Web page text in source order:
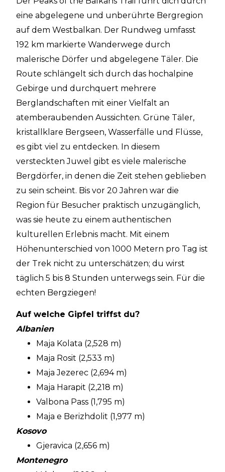
eine abgelegene und unberührte Bergregion
auf dem Westbalkan. Der Rundweg umfasst
192 km markierte Wanderwege durch
malerische Dörfer und abgelegene Täler. Die
Route schlängelt sich durch das hochalpine
Gebirge und durchquert mehrere
Berglandschaften mit einer Vielfalt an
atemberaubenden Aussichten. Grüne Täler,
kristallklare Bergseen, Wasserfälle und Flüsse,
es gibt viel zu entdecken. In diesem
versteckten Juwel gibt es viele malerische
Bergdörfer, in denen die Zeit stehen geblieben
zu sein scheint. Bis vor 20 Jahren war die
Region für Besucher praktisch unzugänglich,
was sie heute zu einem authentischen
kulturellen Erlebnis macht. Mit einem
Höhenunterschied von 1000 Metern pro Tag ist
der Trek nicht zu unterschätzen; du wirst
täglich 5 bis 8 Stunden unterwegs sein. Für die
echten Bergziegen!
Auf welche Gipfel triffst du?
Albanien
Maja Kolata (2,528 m)
Maja Rosit (2,533 m)
Maja Jezerec (2,694 m)
Maja Harapit (2,218 m)
Valbona Pass (1,795 m)
Maja e Berizhdolit (1,977 m)
Kosovo
Gjeravica (2,656 m)
Montenegro